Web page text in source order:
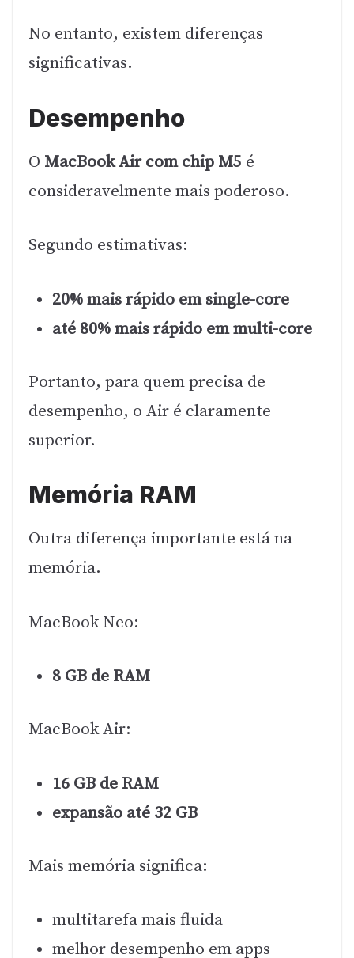
No entanto, existem diferenças
significativas.
Desempenho
O MacBook Air com chip M5 é
consideravelmente mais poderoso.
Segundo estimativas:
20% mais rápido em single-core
até 80% mais rápido em multi-core
Portanto, para quem precisa de
desempenho, o Air é claramente
superior.
Memória RAM
Outra diferença importante está na
memória.
MacBook Neo:
8 GB de RAM
MacBook Air:
16 GB de RAM
expansão até 32 GB
Mais memória significa:
multitarefa mais fluida
melhor desempenho em apps